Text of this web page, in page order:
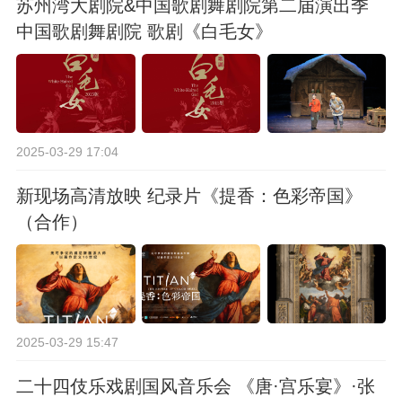
苏州湾大剧院&中国歌剧舞剧院第二届演出季
中国歌剧舞剧院 歌剧《白毛女》
2025-03-29 17:04
新现场高清放映 纪录片《提香：色彩帝国》
（合作）
2025-03-29 15:47
二十四伎乐戏剧国风音乐会 《唐·宫乐宴》·张